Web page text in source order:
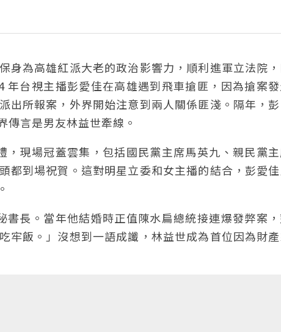
身為高雄紅派大老的政治影響力，順利進軍立法院
年台視主播彭愛佳在高雄遇到飛車搶匪，因為搶案
出所報案，外界開始注意到兩人關係匪淺。隔年，
言是男友林益世牽線。
現場冠蓋雲集，包括國民黨主席馬英九、親民黨
都到場祝賀。這對明星立委和女主播的結合，彭愛
長。當年他結婚時正值陳水扁總統接連爆發弊案
牢飯。」沒想到一語成讖，林益世成為首位因為財